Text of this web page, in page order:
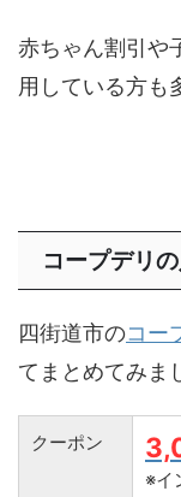
赤ちゃん割引や
用している方も
コープデリ
四街道市のコー
てまとめてみま
クーポン
※イ